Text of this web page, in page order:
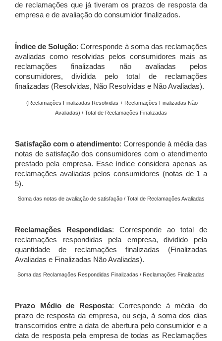
de reclamações que já tiveram os prazos de resposta da
empresa e de avaliação do consumidor finalizados.
Índice de Solução: Corresponde à soma das reclamações
avaliadas como resolvidas pelos consumidores mais as
reclamações finalizadas não avaliadas pelos
consumidores, dividida pelo total de reclamações
finalizadas (Resolvidas, Não Resolvidas e Não Avaliadas).
(Reclamações Finalizadas Resolvidas + Reclamações Finalizadas Não
Avaliadas) / Total de Reclamações Finalizadas
Satisfação com o atendimento: Corresponde à média das
notas de satisfação dos consumidores com o atendimento
prestado pela empresa. Esse índice considera apenas as
reclamações avaliadas pelos consumidores (notas de 1 a
5).
Soma das notas de avaliação de satisfação / Total de Reclamações Avaliadas
Reclamações Respondidas: Corresponde ao total de
reclamações respondidas pela empresa, dividido pela
quantidade de reclamações finalizadas (Finalizadas
Avaliadas e Finalizadas Não Avaliadas).
Soma das Reclamações Respondidas Finalizadas / Reclamações Finalizadas
Prazo Médio de Resposta: Corresponde à média do
prazo de resposta da empresa, ou seja, à soma dos dias
transcorridos entre a data de abertura pelo consumidor e a
data de resposta pela empresa de todas as Reclamações